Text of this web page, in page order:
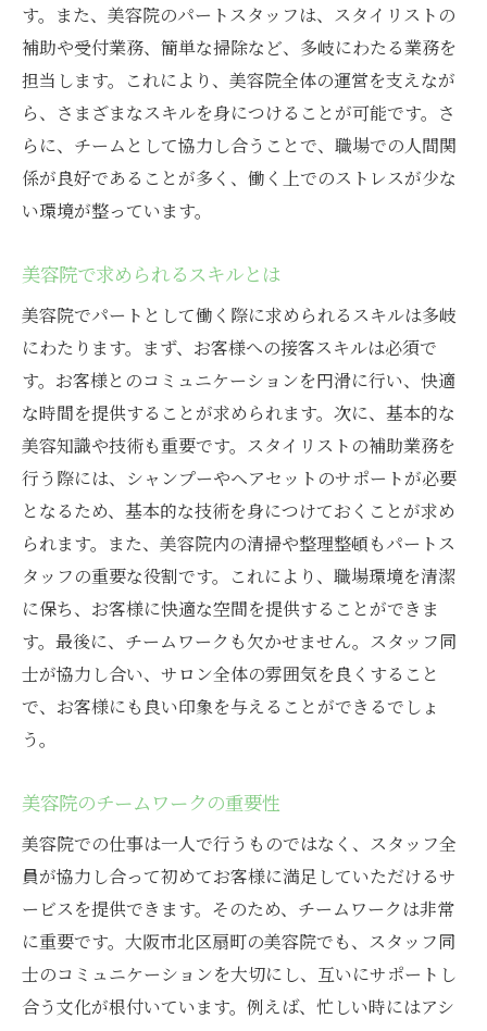
扇町美容院での働き方と魅力
扇町美容院で働く醍醐味
美容院での職場環境を知る
扇町で美容院勤務をする利点
美容院での実際の仕事の流れ
扇町美容院でのキャリア展望
美容院でのパートタイムの魅力紹介
美容院でのパート勤務の柔軟性
美容院での時短勤務の魅力
美容院パートでのスキル活用
美容院でのパート勤務の利点
美容院パートの求人情報を探す
美容院での働き方の選択肢
す。また、美容院のパートスタッフは、スタイリストの
補助や受付業務、簡単な掃除など、多岐にわたる業務を
担当します。これにより、美容院全体の運営を支えなが
ら、さまざまなスキルを身につけることが可能です。さ
らに、チームとして協力し合うことで、職場での人間関
係が良好であることが多く、働く上でのストレスが少な
い環境が整っています。
美容院で求められるスキルとは
美容院でパートとして働く際に求められるスキルは多岐
にわたります。まず、お客様への接客スキルは必須で
す。お客様とのコミュニケーションを円滑に行い、快適
な時間を提供することが求められます。次に、基本的な
美容知識や技術も重要です。スタイリストの補助業務を
行う際には、シャンプーやヘアセットのサポートが必要
となるため、基本的な技術を身につけておくことが求め
られます。また、美容院内の清掃や整理整頓もパートス
タッフの重要な役割です。これにより、職場環境を清潔
に保ち、お客様に快適な空間を提供することができま
す。最後に、チームワークも欠かせません。スタッフ同
士が協力し合い、サロン全体の雰囲気を良くすること
で、お客様にも良い印象を与えることができるでしょ
う。
美容院のチームワークの重要性
美容院での仕事は一人で行うものではなく、スタッフ全
員が協力し合って初めてお客様に満足していただけるサ
ービスを提供できます。そのため、チームワークは非常
に重要です。大阪市北区扇町の美容院でも、スタッフ同
士のコミュニケーションを大切にし、互いにサポートし
合う文化が根付いています。例えば、忙しい時にはアシ